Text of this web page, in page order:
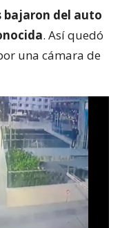
bajaron del auto
. Así quedó
una cámara de